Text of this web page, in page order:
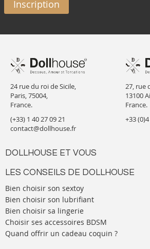
Inscription
24 rue du roi de Sicile,
Paris, 75004,
France.
(+33) 1 40 27 09 21
contact@dollhouse.fr
DOLLHOUSE ET VOUS
LES CONSEILS DE DOLLHOUSE
Bien choisir son sextoy
Bien choisir son lubrifiant
Bien choisir sa lingerie
Choisir ses accessoires BDSM
Quand offrir un cadeau coquin ?
27, rue
13100
France.
+33